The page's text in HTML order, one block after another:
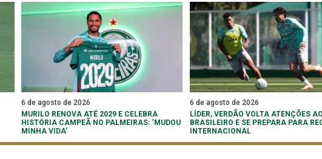
6 de agosto de 2026
MURILO RENOVA ATÉ 2029 E CELEBRA
HISTÓRIA CAMPEÃ NO PALMEIRAS: ‘MUDOU
MINHA VIDA’
6 de agosto de 2026
LÍDER, VERDÃO VOLTA ATENÇÕES
BRASILEIRO E SE PREPARA PARA
INTERNACIONAL